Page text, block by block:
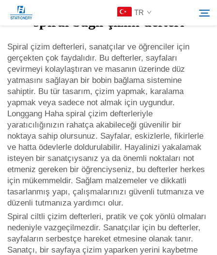
TR
Ürünler
Hakkımızda
Özelleştirilmiş Çözümler
Kaynaklar
Bize Ulaşın
spiral bağlı çizim defteri
Spiral çizim defterleri, sanatçılar ve öğrenciler için
gerçekten çok faydalıdır. Bu defterler, sayfaları
çevirmeyi kolaylaştıran ve masanın üzerinde düz
yatmasını sağlayan bir bobin bağlama sistemine
sahiptir. Bu tür tasarım, çizim yapmak, karalama
yapmak veya sadece not almak için uygundur.
Longgang Haha spiral çizim defterleriyle
yaratıcılığınızın rahatça akabileceği güvenilir bir
noktaya sahip olursunuz. Sayfalar, eskizlerle, fikirlerle
ve hatta ödevlerle doldurulabilir. Hayalinizi yakalamak
isteyen bir sanatçıysanız ya da önemli noktaları not
etmeniz gereken bir öğrenciyseniz, bu defterler herkes
için mükemmeldir. Sağlam malzemeler ve dikkatli
tasarlanmış yapı, çalışmalarınızı güvenli tutmanıza ve
düzenli tutmanıza yardımcı olur.
Spiral ciltli çizim defterleri, pratik ve çok yönlü olmaları
nedeniyle vazgeçilmezdir. Sanatçılar için bu defterler,
sayfaların serbestçe hareket etmesine olanak tanır.
Sanatçı, bir sayfaya çizim yaparken yerini kaybetme